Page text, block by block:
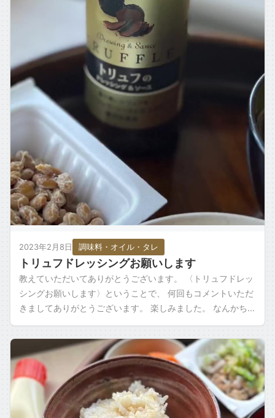
2023年2月8日 調味料・オイル・タレ
トリュフドレッシングお願いします
教えていただいてありがとうございます。 〈トリュフドレッ
シングお願いします〉ということで、 何回もコメントいただ
きましてありがとうございます。 楽しみました。 なんかちょ